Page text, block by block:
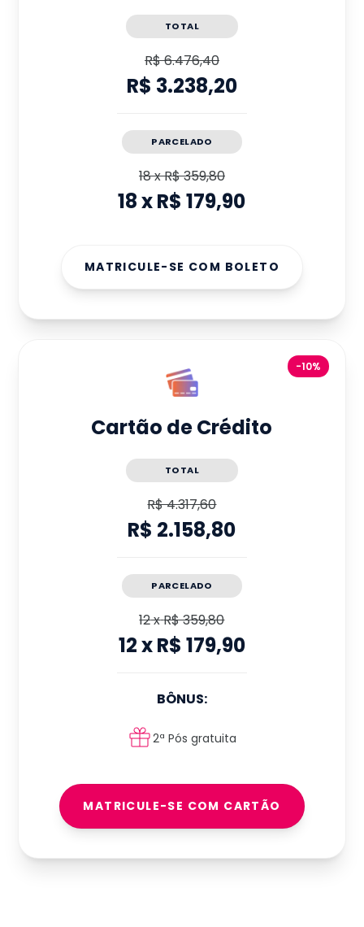
TOTAL
R$ 6.476,40
R$ 3.238,20
PARCELADO
18xR$ 359,80
18xR$ 179,90
MATRICULE-SE COM BOLETO
-10%
Cartão de Crédito
TOTAL
R$ 4.317,60
R$ 2.158,80
PARCELADO
12xR$ 359,80
12xR$ 179,90
BÔNUS:
2ª Pós gratuita
MATRICULE-SE COM CARTÃO